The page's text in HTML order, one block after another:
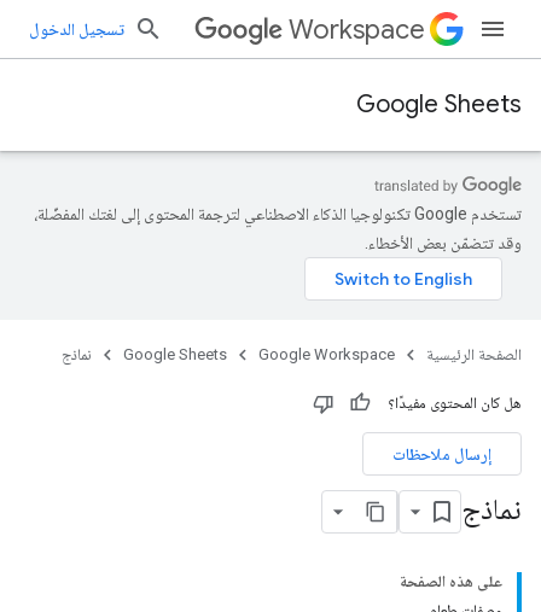
Workspace تسجيل الدخول
Google Sheets
تستخدم Google تكنولوجيا الذكاء الاصطناعي لترجمة المحتوى إلى لغتك المفضّلة،
وقد تتضمّن بعض الأخطاء.
الصفحة الرئيسية Google Workspace
Google Sheets نماذج
هل كان المحتوى مفيدًا؟
إرسال ملاحظات
نماذج
على هذه الصفحة